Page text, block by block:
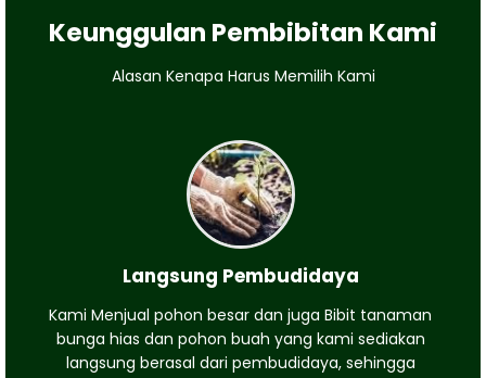
Keunggulan Pembibitan Kami
Alasan Kenapa Harus Memilih Kami
Langsung Pembudidaya
Kami Menjual pohon besar dan juga Bibit tanaman
bunga hias dan pohon buah yang kami sediakan
langsung berasal dari pembudidaya, sehingga